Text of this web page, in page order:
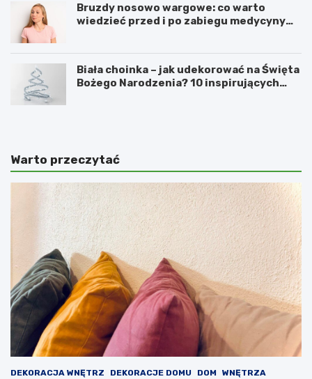
Bruzdy nosowo wargowe: co warto
wiedzieć przed i po zabiegu medycyny
Biała choinka – jak udekorować na Święta
Bożego Narodzenia? 10 inspirujących
Warto przeczytać
DEKORACJA WNĘTRZ DEKORACJE DOMU DOM
WNĘTRZA